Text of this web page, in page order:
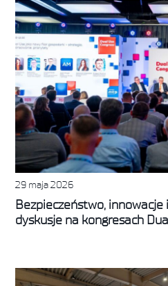
29 maja 2026
Bezpieczeństwo, innowacje
dyskusje na kongresach